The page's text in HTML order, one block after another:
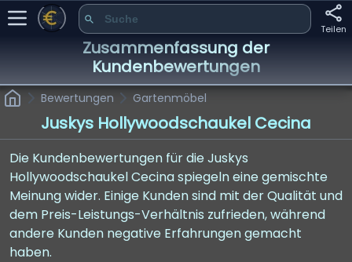
Teilen
Zusammenfassung der
Kundenbewertungen
Bewertungen Gartenmöbel
Juskys Hollywoodschaukel Cecina
Die Kundenbewertungen für die Juskys
Hollywoodschaukel Cecina spiegeln eine gemischte
Meinung wider. Einige Kunden sind mit der Qualität und
dem Preis-Leistungs-Verhältnis zufrieden, während
andere Kunden negative Erfahrungen gemacht
haben.